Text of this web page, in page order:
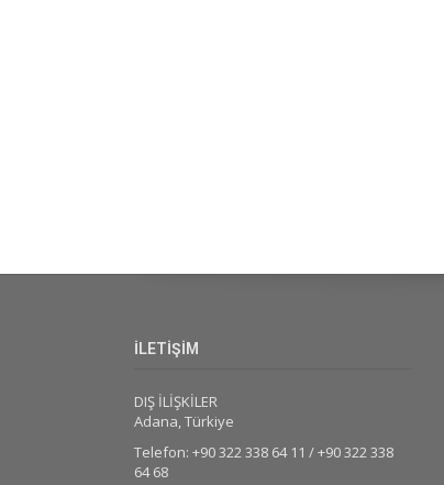
İLETİŞİM
DIŞ İLİŞKİLER
Adana, Türkiye
Telefon: +90 322 338 64 11 / +90 322 338
64 68